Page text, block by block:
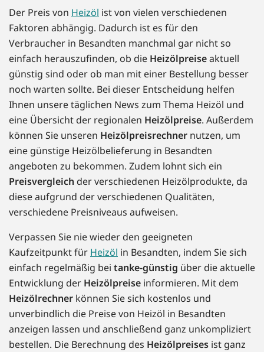
Der Preis von Heizöl ist von vielen verschiedenen
Faktoren abhängig. Dadurch ist es für den
Verbraucher in Besandten manchmal gar nicht so
einfach herauszufinden, ob die Heizölpreiseaktuell
günstig sind oder ob man mit einer Bestellung besser
noch warten sollte. Bei dieser Entscheidung helfen
Ihnen unsere täglichen News zum Thema Heizöl und
eine Übersicht der regionalen Heizölpreise. Außerdem
können Sie unseren Heizölpreisrechner nutzen, um
eine günstige Heizölbelieferung in Besandten
angeboten zu bekommen. Zudem lohnt sich ein
Preisvergleich der verschiedenen Heizölprodukte, da
diese aufgrund der verschiedenen Qualitäten,
verschiedene Preisniveaus aufweisen.
Verpassen Sie nie wieder den geeigneten
Kaufzeitpunkt für Heizöl in Besandten, indem Sie sich
einfach regelmäßig bei tanke-günstig über die aktuelle
Entwicklung der Heizölpreise informieren. Mit dem
Heizölrechner können Sie sich kostenlos und
unverbindlich die Preise von Heizöl in Besandten
anzeigen lassen und anschließend ganz unkompliziert
bestellen. Die Berechnung des Heizölpreises ist ganz